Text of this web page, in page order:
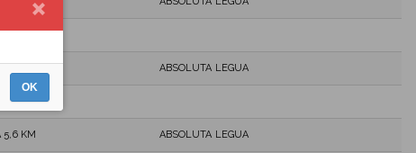
5,6 KM ABSOLUTA LEGUA
5,6 KM ABSOLUTA LEGUA
OK